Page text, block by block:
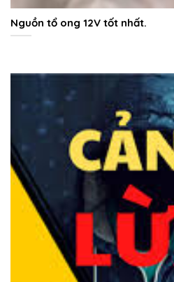
Nguồn tổ ong 12V tốt nhất.